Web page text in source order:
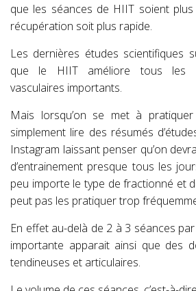
que les séances de HIIT soient
récupération soit plus rapide.
Les dernières études scientifiques
que le HIIT améliore tous les
vasculaires importants.
Mais lorsqu’on se met à
simplement lire des résumés
Instagram laissant penser qu’on
d’entrainement presque tous les
peu importe le type de fractionné et
peut pas les pratiquer trop
En effet au-delà de 2 à 3 séances
importante apparait ainsi que des
tendineuses et articulaires.